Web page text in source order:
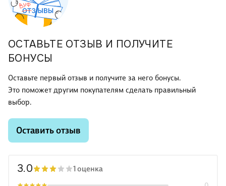
ОСТАВЬТЕ ОТЗЫВ И ПОЛУЧИТЕ
БОНУСЫ
Оставьте первый отзыв и получите за него бонусы.
Это поможет другим покупателям сделать правильный
выбор.
Оставить отзыв
3.0 1 оценка